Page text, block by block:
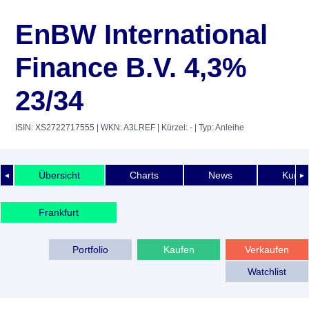
EnBW International
Finance B.V. 4,3%
23/34
ISIN: XS2722717555 | WKN: A3LREF | Kürzel: - | Typ: Anleihe
◄ ►
Übersicht Charts News
Frankfurt
Verkaufen
Kaufen
Portfolio
Watchlist